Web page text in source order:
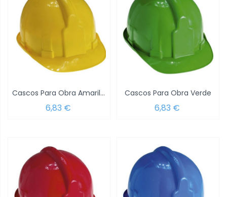
Cascos Para Obra Amarillo
6,83 €
Cascos Para Obra Verde
6,83 €